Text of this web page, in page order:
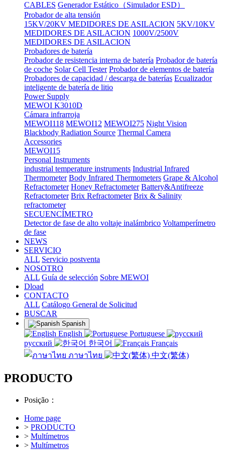
CABLES Generador Estático（Simulador ESD）
Probador de alta tensión
15KV/20KV MEDIDORES DE ASILACION 5KV/10KV
MEDIDORES DE ASILACION 1000V/2500V
MEDIDORES DE ASILACION
Probadores de batería
Probador de resistencia interna de batería Probador de batería
de coche Solar Cell Tester Probador de elementos de batería
Probadores de capacidad / descarga de baterías Ecualizador
inteligente de batería de litio
Power Supply
MEWOI K3010D
Cámara infrarroja
MEWOI118 MEWOI12 MEWOI275 Night Vision
Blackbody Radiation Source Thermal Camera
Accessories
MEWOI15
Personal Instruments
industrial temperature instruments Industrial Infrared
Thermometer Body Infrared Thermometers Grape & Alcohol
Refractometer Honey Refractometer Battery&Antifreeze
Refractometer Brix Refractometer Brix & Salinity
refractometer
SECUENCÍMETRO
Detector de fase de alto voltaje inalámbrico Voltamperímetro
de fase
NEWS
SERVICIO
ALL Servicio postventa
NOSOTRO
ALL Guía de selección Sobre MEWOI
Dload
CONTACTO
ALL Catálogo General de Solicitud
BUSCAR
Spanish
English
Portuguese
русский
한국어
Français
ภาษาไทย
中文(繁体)
PRODUCTO
Posição：
Home page
> PRODUCTO
> Multímetros
> Multímetros